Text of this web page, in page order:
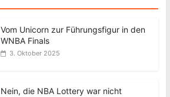
Vom Unicorn zur Führungsfigur in den
WNBA Finals
3. Oktober 2025
Nein, die NBA Lottery war nicht